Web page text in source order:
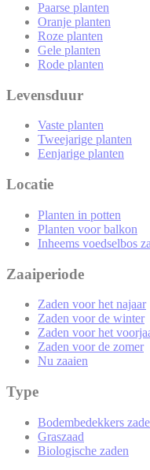
Paarse planten
Oranje planten
Roze planten
Gele planten
Rode planten
Levensduur
Vaste planten
Tweejarige planten
Eenjarige planten
Locatie
Planten in potten
Planten voor balkon
Inheems voedselbos
Zaaiperiode
Zaden voor het najaar
Zaden voor de winter
Zaden voor het
Zaden voor de zomer
Nu zaaien
Type
Bodembedekkers
Graszaad
Biologische zaden